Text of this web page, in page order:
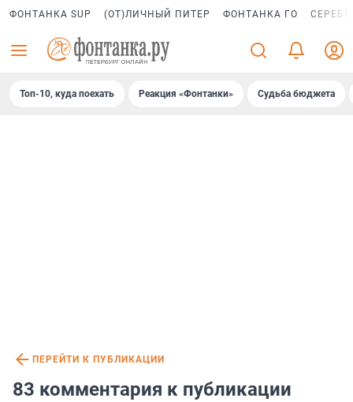
ФОНТАНКА SUP (ОТ)ЛИЧНЫЙ ПИТЕР ФОНТАНКА ГО
Топ-10, куда поехать Реакция «Фонтанки» Судьба бюджета
ПЕРЕЙТИ К ПУБЛИКАЦИИ
83 комментария к публикации